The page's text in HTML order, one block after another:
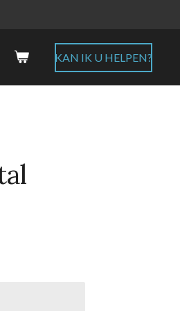
KAN IK U HELPEN?